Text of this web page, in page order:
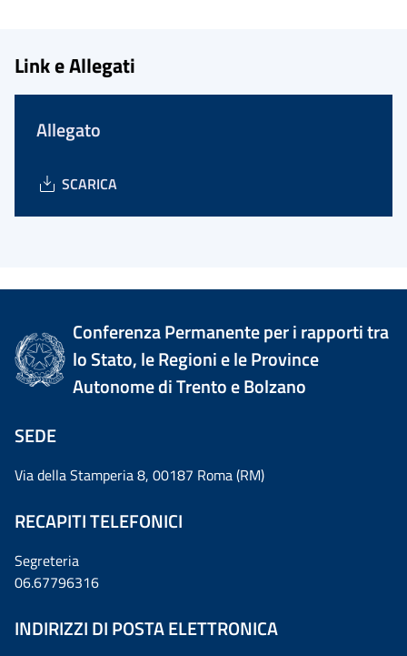
Link e Allegati
Allegato
SCARICA
Conferenza Permanente per i rapporti tra
lo Stato, le Regioni e le Province
Autonome di Trento e Bolzano
SEDE
Via della Stamperia 8, 00187 Roma (RM)
RECAPITI TELEFONICI
Segreteria
06.67796316
INDIRIZZI DI POSTA ELETTRONICA